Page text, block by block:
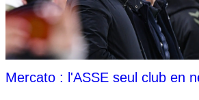
Mercato : l'ASSE seul club en